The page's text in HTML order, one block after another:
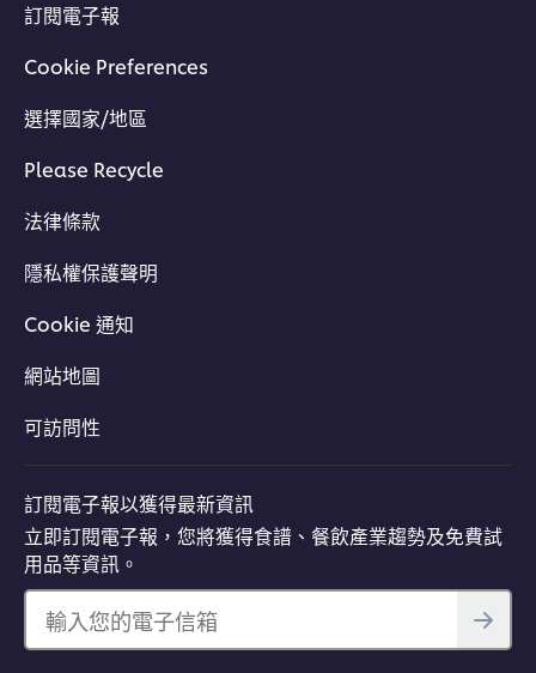
訂閱電子報
Cookie Preferences
選擇國家/地區
Please Recycle
法律條款
隱私權保護聲明
Cookie 通知
網站地圖
可訪問性
訂閱電子報以獲得最新資訊
立即訂閱電子報，您將獲得食譜、餐飲產業趨勢及免費試
用品等資訊。
輸入您的電子信箱